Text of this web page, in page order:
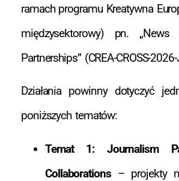
ramach programu Kreatywna
międzysektorowy) pn.
Partnerships” (CREA-CROSS-
Działania powinny dotyczyć
poniższych tematów:
Temat 1: Journalism
Collaborations – projekty